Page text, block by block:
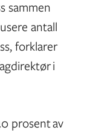
sammen
antall
forklarer
i
prosent av